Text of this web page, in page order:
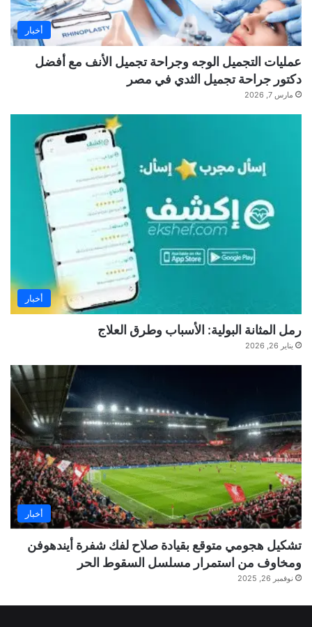
أخبار
عمليات التجميل الوجه وجراحة تجميل الأنف مع أفضل
دكتور جراحة تجميل الثدي في مصر
مارس 7, 2026
أخبار
رمل المثانة البولية: الأسباب وطرق العلاج
يناير 26, 2026
أخبار
تشكيل هجومي متوقع بقيادة صلاح لفك شفرة أيندهوفن
ومخاوف من استمرار مسلسل السقوط الحر
نوفمبر 26, 2025